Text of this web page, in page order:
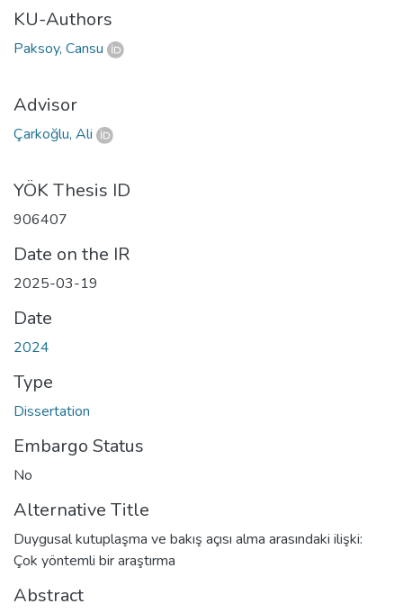
KU-Authors
Paksoy, Cansu
Advisor
Çarkoğlu, Ali
YÖK Thesis ID
906407
Date on the IR
2025-03-19
Date
2024
Type
Dissertation
Embargo Status
No
Alternative Title
Duygusal kutuplaşma ve bakış açısı alma arasındaki ilişki:
Çok yöntemli bir araştırma
Abstract